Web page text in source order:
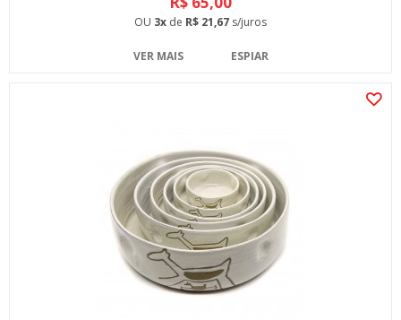
OU 3x de R$ 21,67 s/juros
VER MAIS ESPIAR